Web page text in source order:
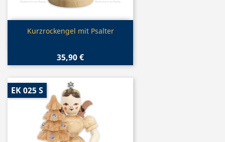
Vorschau
Kurzrockengel mit Psalter
35,90 €
EK 025 S